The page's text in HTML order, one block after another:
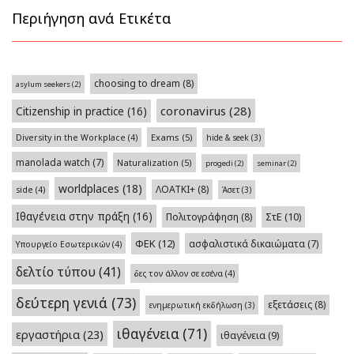
Περιήγηση ανά Ετικέτα
asylum seekers(2) choosing to dream (8)
Citizenship in practice (16) coronavirus (28)
Diversity in the Workplace (4) Exams (5) hide & seek (3)
manolada watch (7) Naturalization (5) progedi (2) seminar(2)
side (4) worldplaces (18) ΛΟΑΤΚΙ+ (8) Άσετ (3)
Ιθαγένεια στην πράξη (16) Πολιτογράφηση (8) ΣτΕ (10)
Υπουργείο Εσωτερικών (4) ΦΕΚ (12) ασφαλιστικά δικαιώματα (7)
δελτίο τύπου (41) δες τον άλλον σε εσένα (4)
δεύτερη γενιά (73) ενημερωτική εκδήλωση (3) εξετάσεις (8)
εργαστήρια (23) ιθαγένεια (71) ιθαγένεια(9)